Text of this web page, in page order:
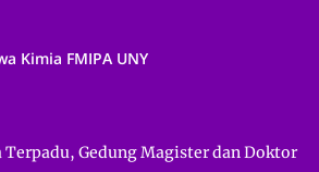
Kimia FMIPA UNY
Terpadu, Gedung Magister dan Doktor